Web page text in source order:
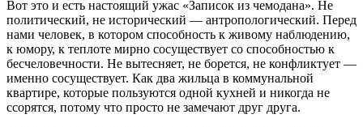
Вот это и есть настоящий ужас «Записок из чемодана». Не
политический, не исторический — антропологический. Перед
нами человек, в котором способность к живому наблюдению,
к юмору, к теплоте мирно сосуществует со способностью к
бесчеловечности. Не вытесняет, не борется, не конфликтует —
именно сосуществует. Как два жильца в коммунальной
квартире, которые пользуются одной кухней и никогда не
ссорятся, потому что просто не замечают друг друга.